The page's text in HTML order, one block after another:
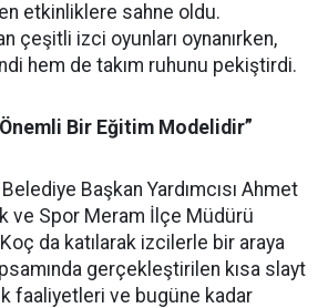
etkinliklere sahne oldu.
çeşitli izci oyunları oynanırken,
hem de takım ruhunu pekiştirdi.
Bir Eğitim Modelidir”
Başkan Yardımcısı Ahmet
ve Spor Meram İlçe Müdürü
da katılarak izcilerle bir araya
gerçekleştirilen kısa slayt
faaliyetleri ve bugüne kadar